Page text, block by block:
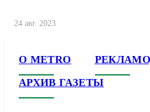
24 авг. 2023
О METRO
АРХИВ ГАЗЕТЫ